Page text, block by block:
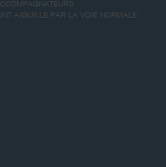
AIGUILLE PAR LA VOIE NORMALE